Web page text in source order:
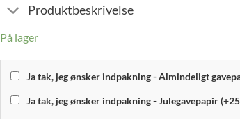
Produktbeskrivelse
På lager
Ja tak, jeg ønsker indpakning - Almindeligt
Ja tak, jeg ønsker indpakning - Julegavepapir